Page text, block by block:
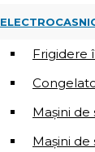
Frigidere
Mașini
Mașini